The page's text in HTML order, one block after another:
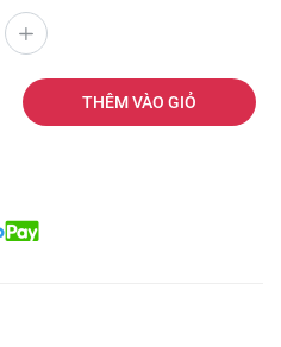
THÊM VÀO GIỎ